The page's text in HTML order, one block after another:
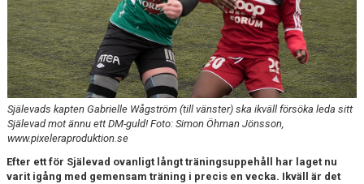
DIVISION 1 NORRA 2026
BILDGALLERI
HISTORIK
DOKUMENT
Själevads kapten Gabrielle Wågström (till vänster) ska ikväll försöka leda sitt
Själevad mot ännu ett DM-guld! Foto: Simon Öhman Jönsson,
www.pixeleraproduktion.se
Efter ett för Själevad ovanligt långt träningsuppehåll har laget nu
varit igång med gemensam träning i precis en vecka. Ikväll är det